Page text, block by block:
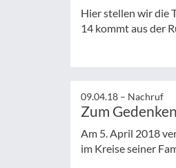
Hier stellen wir die
14 kommt aus der
09.04.18 – Nachruf
Zum
Am 5. April 2018
im Kreise seiner